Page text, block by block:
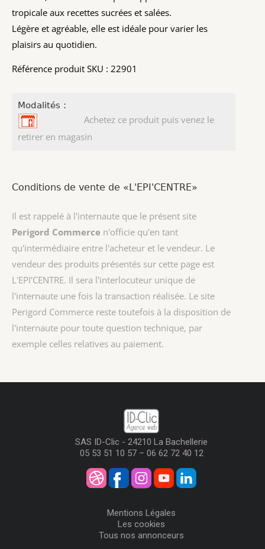
tropicale aux recettes sucrées et salées.
Légère et agréable, elle est idéale pour varier les
plaisirs au quotidien.
Référence produit SKU : 22901
Modalités :
Achetez ce produit puis venez le
retirer en magasin
Conditions de vente de «L'EPI'CENTRE»
Il est rappelé à l'internaute que le présent site
Perigord Commerce n'officie qu'en tant
qu'intermédiaire entre l'acheteur et le vendeur. Le
vendeur des produits présentés sur cette page est
L'EPI'CENTRE. Il sera l'interlocuteur unique de
l'internaute une fois la transaction réalisée. Le site
Perigord Commerce reste toutefois à la disposition de
l'internaute pour toute question technique, par
exemple celles relatives au paiement.
SAS ID-Clic - 24210 La Bachellerie
05 53 51 10 57 – 06 62 72 40 12
Mentions Légales
Les cookies
Tous nos annonceurs